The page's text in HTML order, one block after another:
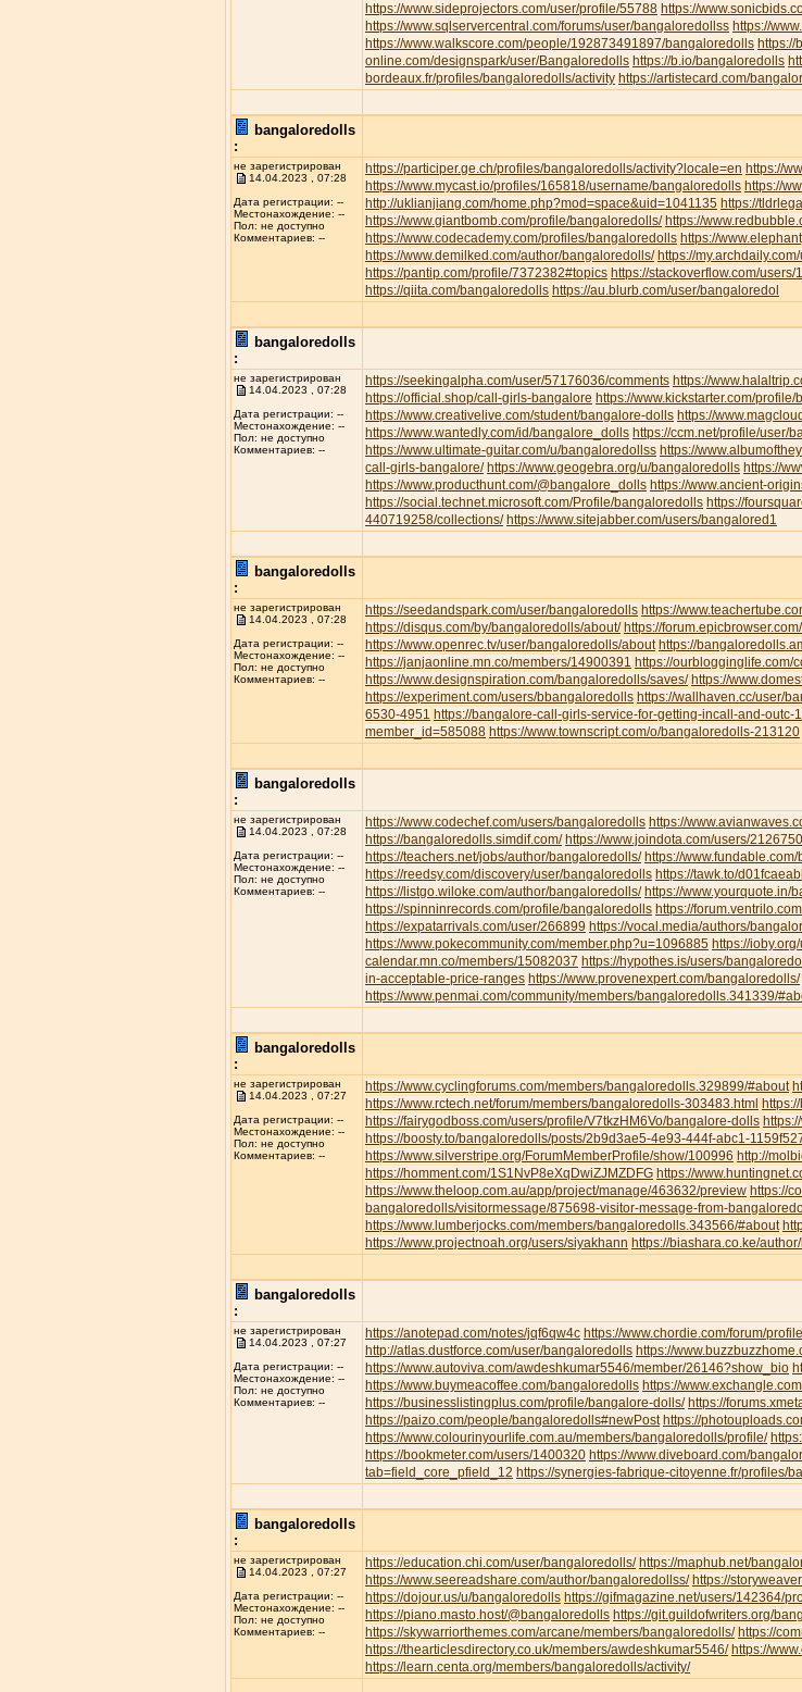
https://www.sideprojectors.com/user/profile/55788 https://
https://www.sqlservercentral.com/forums/user/bangaloredollss https://
https://www.walkscore.com/people/192873491897/bangaloredolls
online.com/designspark/user/Bangaloredolls https://b.io/bangaloredolls
bordeaux.fr/profiles/bangaloredolls/activity https://artistecard.com/
bangaloredolls
:
не зарегистрирован
14.04.2023 , 07:28
Дата регистрации: --
Местонахождение: --
Пол: не доступно
Комментариев: --
https://participer.ge.ch/profiles/bangaloredolls/activity?locale=en https://
https://www.mycast.io/profiles/165818/username/bangaloredolls https://
http://uklianjiang.com/home.php?mod=space&uid=1041135 https://
https://www.giantbomb.com/profile/bangaloredolls/ https://
https://www.codecademy.com/profiles/bangaloredolls https://
https://www.demilked.com/author/bangaloredolls/ https://
https://pantip.com/profile/7372382#topics https://stackoverflow.com/
https://qiita.com/bangaloredolls https://au.blurb.com/user/bangaloredol
bangaloredolls
:
не зарегистрирован
14.04.2023 , 07:28
Дата регистрации: --
Местонахождение: --
Пол: не доступно
Комментариев: --
https://seekingalpha.com/user/57176036/comments https://
https://official.shop/call-girls-bangalore https://www.kickstarter.com/
https://www.creativelive.com/student/bangalore-dolls https://
https://www.wantedly.com/id/bangalore_dolls https://ccm.net/profile/user/
https://www.ultimate-guitar.com/u/bangaloredollss https://
call-girls-bangalore/ https://www.geogebra.org/u/bangaloredolls https://
https://www.producthunt.com/@bangalore_dolls https://www.ancient-
https://social.technet.microsoft.com/Profile/bangaloredolls https://
440719258/collections/ https://www.sitejabber.com/users/bangalored1
bangaloredolls
:
не зарегистрирован
14.04.2023 , 07:28
Дата регистрации: --
Местонахождение: --
Пол: не доступно
Комментариев: --
https://seedandspark.com/user/bangaloredolls https://
https://disqus.com/by/bangaloredolls/about/ https://
https://www.openrec.tv/user/bangaloredolls/about https://
https://janjaonline.mn.co/members/14900391 https://ourblogginglife.com/
https://www.designspiration.com/bangaloredolls/saves/ https://
https://experiment.com/users/bbangaloredolls https://wallhaven.cc/user/
6530-4951 https://bangalore-call-girls-service-for-getting-incall-and-outc-
member_id=585088 https://www.townscript.com/o/bangaloredolls-213120
bangaloredolls
:
не зарегистрирован
14.04.2023 , 07:28
Дата регистрации: --
Местонахождение: --
Пол: не доступно
Комментариев: --
https://www.codechef.com/users/bangaloredolls https://
https://bangaloredolls.simdif.com/ https://www.joindota.com/users/
https://teachers.net/jobs/author/bangaloredolls/ https://
https://reedsy.com/discovery/user/bangaloredolls https://tawk.to/
https://listgo.wiloke.com/author/bangaloredolls/ https://www.yourquote.in/
https://spinninrecords.com/profile/bangaloredolls https://
https://expatarrivals.com/user/266899 https://vocal.media/authors/
https://www.pokecommunity.com/member.php?u=1096885 https://
calendar.mn.co/members/15082037 https://hypothes.is/users/
in-acceptable-price-ranges https://www.provenexpert.com/bangaloredolls/
https://www.penmai.com/community/members/bangaloredolls.341339/
bangaloredolls
:
не зарегистрирован
14.04.2023 , 07:27
Дата регистрации: --
Местонахождение: --
Пол: не доступно
Комментариев: --
https://www.cyclingforums.com/members/bangaloredolls.329899/#about
https://www.rctech.net/forum/members/bangaloredolls-303483.html
https://fairygodboss.com/users/profile/V7tkzHM6Vo/bangalore-dolls
https://boosty.to/bangaloredolls/posts/2b9d3ae5-4e93-444f-abc1-
https://www.silverstripe.org/ForumMemberProfile/show/100996 http://
https://homment.com/1S1NvP8eXqDwiZJMZDFG https://
https://www.theloop.com.au/app/project/manage/463632/preview https://
bangaloredolls/visitormessage/875698-visitor-message-from-
https://www.lumberjocks.com/members/bangaloredolls.343566/#about
https://www.projectnoah.org/users/siyakhann https://biashara.co.ke/
bangaloredolls
:
не зарегистрирован
14.04.2023 , 07:27
Дата регистрации: --
Местонахождение: --
Пол: не доступно
Комментариев: --
https://anotepad.com/notes/jqf6qw4c https://www.chordie.com/forum/
http://atlas.dustforce.com/user/bangaloredolls https://
https://www.autoviva.com/awdeshkumar5546/member/26146?show_bio
https://www.buymeacoffee.com/bangaloredolls https://
https://businesslistingplus.com/profile/bangalore-dolls/ https://
https://paizo.com/people/bangaloredolls#newPost https://
https://www.colourinyourlife.com.au/members/bangaloredolls/profile/
https://bookmeter.com/users/1400320 https://www.diveboard.com/
tab=field_core_pfield_12 https://synergies-fabrique-citoyenne.fr/profiles/
bangaloredolls
:
не зарегистрирован
14.04.2023 , 07:27
Дата регистрации: --
Местонахождение: --
Пол: не доступно
Комментариев: --
https://education.chi.com/user/bangaloredolls/ https://maphub.net/
https://www.seereadshare.com/author/bangaloredollss/ https://
https://dojour.us/u/bangaloredolls https://gifmagazine.net/users/142364/
https://piano.masto.host/@bangaloredolls https://git.guildofwriters.org/
https://skywarriorthemes.com/arcane/members/bangaloredolls/ https://
https://thearticlesdirectory.co.uk/members/awdeshkumar5546/ https://
https://learn.centa.org/members/bangaloredolls/activity/